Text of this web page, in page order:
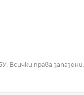
Всички права запазени.